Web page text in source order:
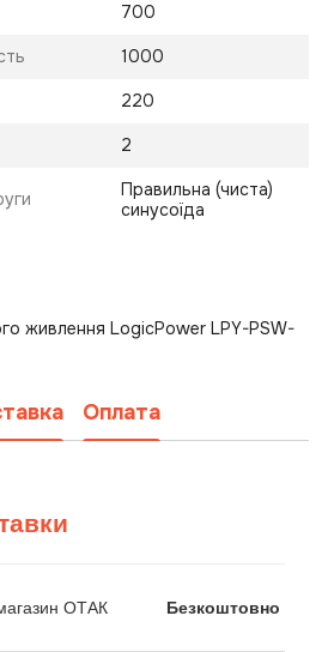
700
1000
220
2
Правильна (чиста)
синусоїда
живлення LogicPower LPY-PSW-
Оплата
ОТАК Безкоштовно